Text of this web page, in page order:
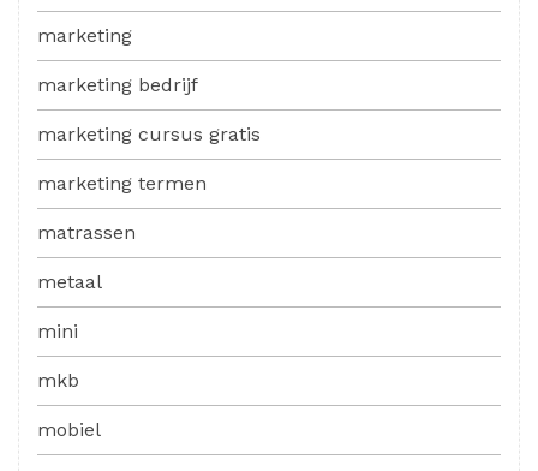
marketing
marketing bedrijf
marketing cursus gratis
marketing termen
matrassen
metaal
mini
mkb
mobiel